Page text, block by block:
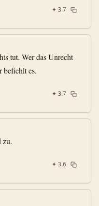
✦ 3.7
tut. Wer das Unrecht
befiehlt es.
✦ 3.7
zu.
✦ 3.6